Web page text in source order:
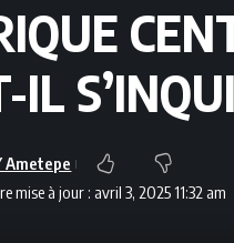
IL
mise à jour : avril 3, 2025 11:32 am
Ametepe